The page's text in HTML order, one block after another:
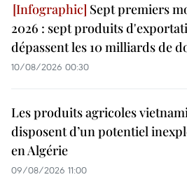
Sept premiers
2026 : sept produits
dépassent les 10 milliards de
10/08/2026 00:30
Les produits agricoles
disposent d’un potentiel
en Algérie
09/08/2026 11:00